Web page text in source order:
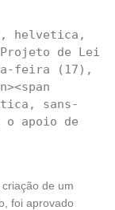
de Lei
feira (17),
sans-
apoio de
de um
foi aprovado